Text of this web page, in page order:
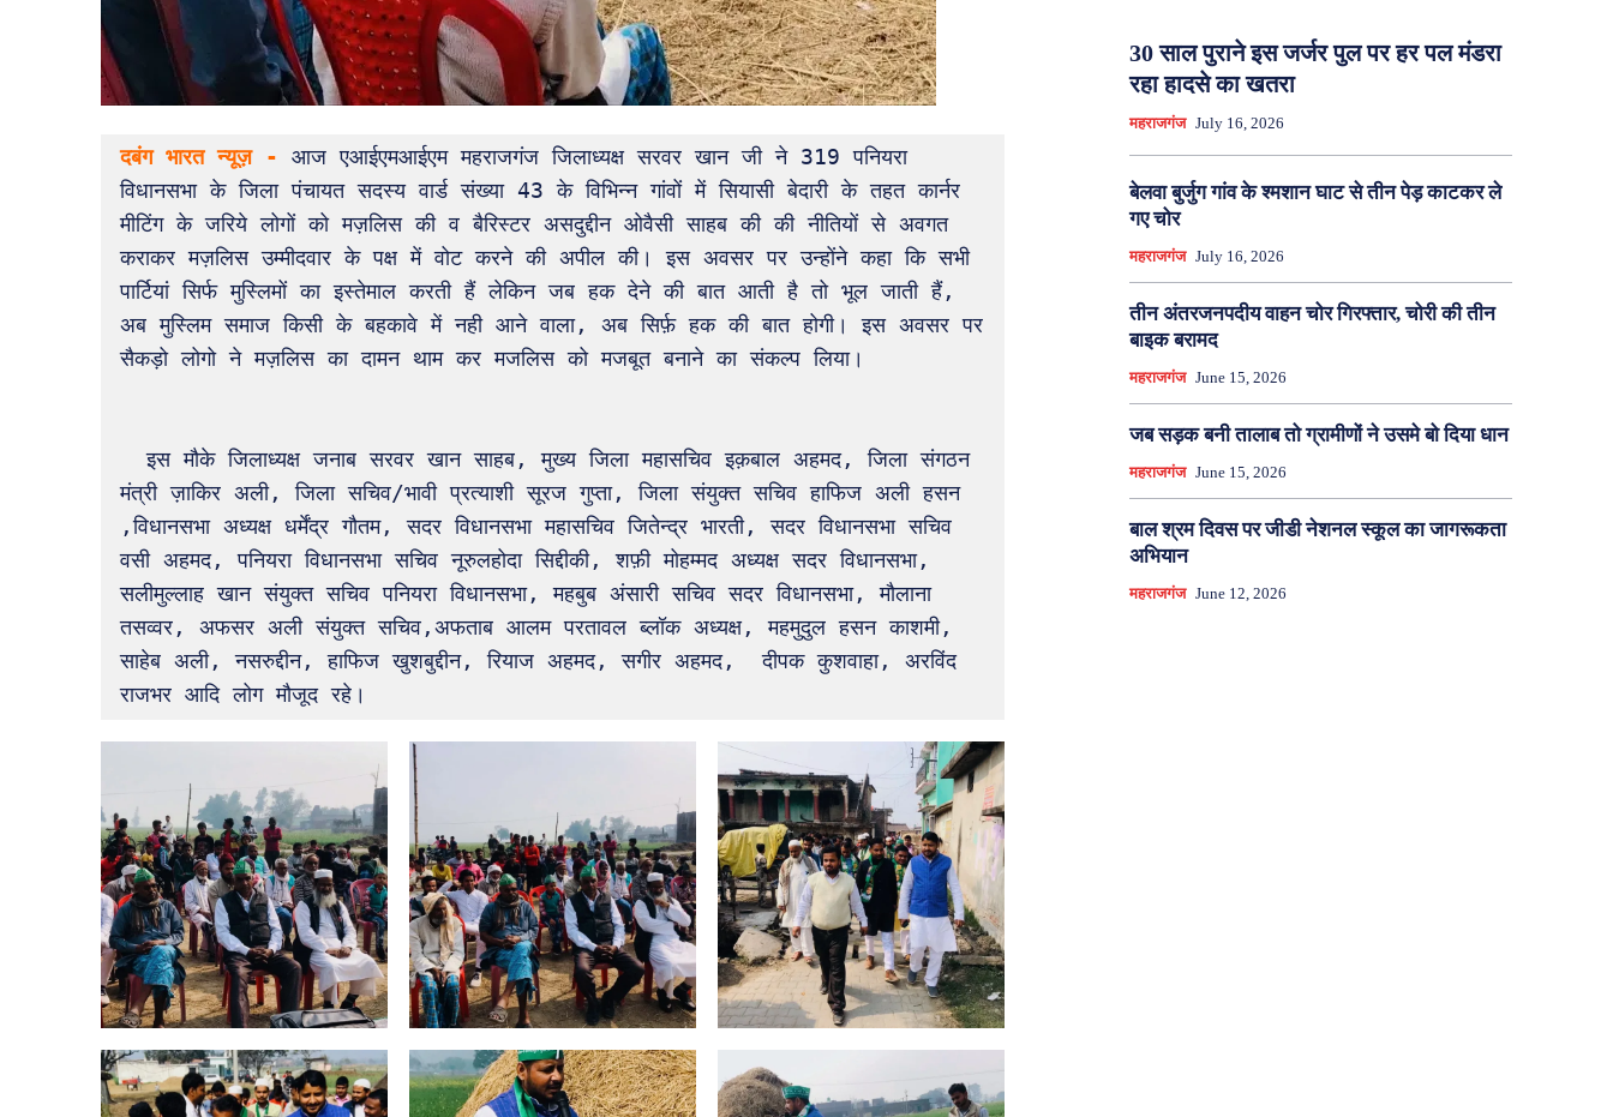
दबंग भारत न्यूज़ - आज एआईएमआईएम महराजगंज जिलाध्यक्ष सरवर खान जी ने 319 पनियरा
विधानसभा के जिला पंचायत सदस्य वार्ड संख्या 43 के विभिन्न गांवों में सियासी बेदारी के तहत कार्नर
मीटिंग के जरिये लोगों को मज़लिस की व बैरिस्टर असदुद्दीन ओवैसी साहब की की नीतियों से अवगत
कराकर मज़लिस उम्मीदवार के पक्ष में वोट करने की अपील की। इस अवसर पर उन्होंने कहा कि सभी
पार्टियां सिर्फ मुस्लिमों का इस्तेमाल करती हैं लेकिन जब हक देने की बात आती है तो भूल जाती हैं,
अब मुस्लिम समाज किसी के बहकावे में नही आने वाला, अब सिर्फ़ हक की बात होगी। इस अवसर पर
सैकड़ो लोगो ने मज़लिस का दामन थाम कर मजलिस को मजबूत बनाने का संकल्प लिया।
  इस मौके जिलाध्यक्ष जनाब सरवर खान साहब, मुख्य जिला महासचिव इक़बाल अहमद, जिला संगठन
मंत्री ज़ाकिर अली, जिला सचिव/भावी प्रत्याशी सूरज गुप्ता, जिला संयुक्त सचिव हाफिज अली हसन
,विधानसभा अध्यक्ष धर्मेंद्र गौतम, सदर विधानसभा महासचिव जितेन्द्र भारती, सदर विधानसभा सचिव
वसी अहमद, पनियरा विधानसभा सचिव नूरुलहोदा सिद्दीकी, शफ़ी मोहम्मद अध्यक्ष सदर विधानसभा,
सलीमुल्लाह खान संयुक्त सचिव पनियरा विधानसभा, महबुब अंसारी सचिव सदर विधानसभा, मौलाना
तसव्वर, अफसर अली संयुक्त सचिव,अफताब आलम परतावल ब्लॉक अध्यक्ष, महमुदुल हसन काशमी,
साहेब अली, नसरुद्दीन, हाफिज खुशबुद्दीन, रियाज अहमद, सगीर अहमद,  दीपक कुशवाहा, अरविंद
राजभर आदि लोग मौजूद रहे।
30 साल पुराने इस जर्जर पुल पर हर पल मंडरा
रहा हादसे का खतरा
महराजगंज July 16, 2026
बेलवा बुर्जुग गांव के श्मशान घाट से तीन पेड़ काटकर ले
गए चोर
महराजगंज July 16, 2026
तीन अंतरजनपदीय वाहन चोर गिरफ्तार, चोरी की तीन
बाइक बरामद
महराजगंज June 15, 2026
जब सड़क बनी तालाब तो ग्रामीणों ने उसमे बो दिया धान
महराजगंज June 15, 2026
बाल श्रम दिवस पर जीडी नेशनल स्कूल का जागरूकता
अभियान
महराजगंज June 12, 2026